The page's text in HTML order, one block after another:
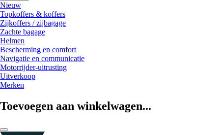
Nieuw
Topkoffers & koffers
Zijkoffers / zijbagage
Zachte bagage
Helmen
Bescherming en comfort
Navigatie en communicatie
Motorrijder-uitrusting
Uitverkoop
Merken
Toevoegen aan winkelwagen...